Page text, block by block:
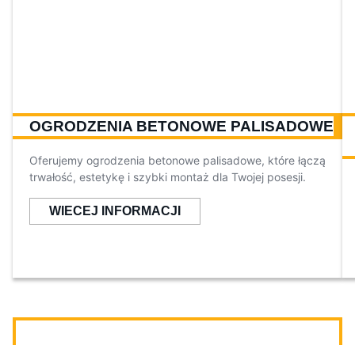
OGRODZENIA BETONOWE PALISADOWE
Oferujemy ogrodzenia betonowe palisadowe, które łączą
trwałość, estetykę i szybki montaż dla Twojej posesji.
WIECEJ INFORMACJI